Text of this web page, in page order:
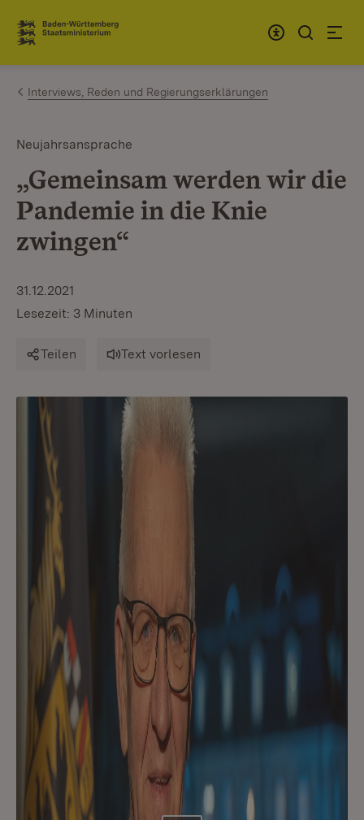
Zum Inhalt springen
Link zur Startseite
Interviews, Reden und Regierungserklärungen
Neujahrsansprache
„Gemeinsam werden wir die
Pandemie in die Knie
zwingen“
31.12.2021
Lesezeit: 3 Minuten
Teilen Text vorlesen